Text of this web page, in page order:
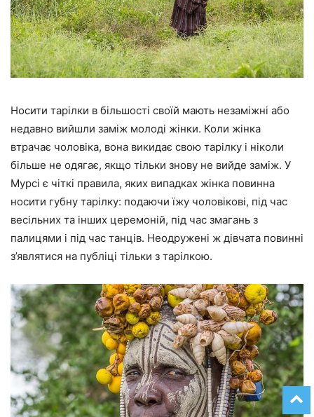
Носити тарілки в більшості своїй мають незаміжні або
недавно вийшли заміж молоді жінки. Коли жінка
втрачає чоловіка, вона викидає свою тарілку і ніколи
більше не одягає, якщо тільки знову не вийде заміж. У
Мурсі є чіткі правила, яких випадках жінка повинна
носити губну тарілку: подаючи їжу чоловікові, під час
весільних та інших церемоній, під час змагань з
палицями і під час танців. Неодружені ж дівчата повинні
з’являтися на публіці тільки з тарілкою.